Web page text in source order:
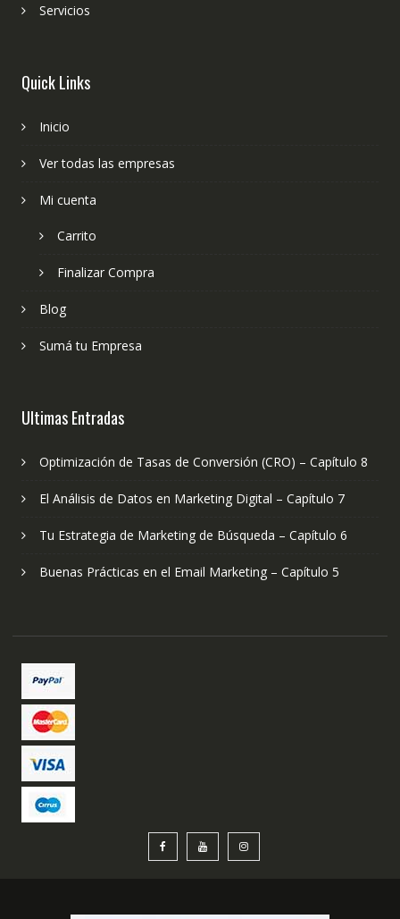
Servicios
Quick Links
Inicio
Ver todas las empresas
Mi cuenta
Carrito
Finalizar Compra
Blog
Sumá tu Empresa
Ultimas Entradas
Optimización de Tasas de Conversión (CRO) – Capítulo 8
El Análisis de Datos en Marketing Digital – Capítulo 7
Tu Estrategia de Marketing de Búsqueda – Capítulo 6
Buenas Prácticas en el Email Marketing – Capítulo 5